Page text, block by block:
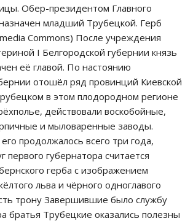
Обер-президентом Главного
младший Трубецкой. Герб
Commons) После учреждения
I Белгородской губернии князь
её главой. По настоянию
отошёл ряд провинций Киевской
в этом плодородном регионе
действовали воскобойные,
и мыловаренные заводы.
продолжалось всего три года,
первого губернатора считается
герба с изображением
льва и чёрного одноглавого
трону Завершившие было службу
братья Трубецкие оказались полезны